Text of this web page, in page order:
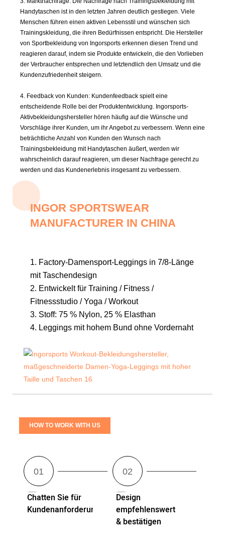
Handytaschen ist in den letzten Jahren deutlich gestiegen. Viele
Menschen führen einen aktiven Lebensstil und wünschen sich
Trainingskleidung, die ihren Bedürfnissen entspricht. Die Hersteller
von Sportbekleidung von Ingorsports erkennen diesen Trend und
reagieren darauf, indem sie Produkte entwickeln, die den Vorlieben
der Verbraucher entsprechen und letztendlich den Umsatz und die
Kundenzufriedenheit steigern.
4. Feedback von Kunden: Kundenfeedback spielt eine
entscheidende Rolle bei der Produktentwicklung. Ingorsports-
Aktivbekleidungshersteller hören häufig auf die Wünsche und
Vorschläge ihrer Kunden, um ihr Angebot zu verbessern. Wenn eine
beträchtliche Anzahl von Kunden den Wunsch nach
Trainingsbekleidung mit Handytaschen äußert, werden wir
wahrscheinlich darauf reagieren, um dieser Nachfrage gerecht zu
werden und das Kundenerlebnis insgesamt zu verbessern.
INGOR SPORTSWEAR
MANUFACTURER IN CHINA
1. Factory-Damensport-Leggings in 7/8-Länge
mit Taschendesign
2. Entwickelt für Training / Fitness /
Fitnessstudio / Yoga / Workout
3. Stoff: 75 % Nylon, 25 % Elasthan
4. Leggings mit hohem Bund ohne Vordernaht
HOW TO WORK WITH US
Chatten Sie für
Kundenanforderungen
Design
empfehlenswert
& bestätigen